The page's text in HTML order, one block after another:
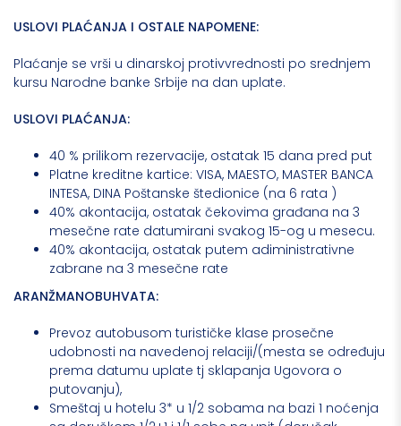
USLOVI PLAĆANJA I OSTALE NAPOMENE:
Plaćanje se vrši u dinarskoj protivvrednosti po srednjem
kursu Narodne banke Srbije na dan uplate.
USLOVI PLAĆANJA:
40 % prilikom rezervacije, ostatak 15 dana pred put
Platne kreditne kartice: VISA, MAESTO, MASTER BANCA
INTESA, DINA Poštanske štedionice (na 6 rata )
40% akontacija, ostatak čekovima građana na 3
mesečne rate datumirani svakog 15-og u mesecu.
40% akontacija, ostatak putem adiministrativne
zabrane na 3 mesečne rate
ARANŽMANOBUHVATA:
Prevoz autobusom turističke klase prosečne
udobnosti na navedenoj relaciji/(mesta se određuju
prema datumu uplate tj sklapanja Ugovora o
putovanju),
Smeštaj u hotelu 3* u 1/2 sobama na bazi 1 noćenja